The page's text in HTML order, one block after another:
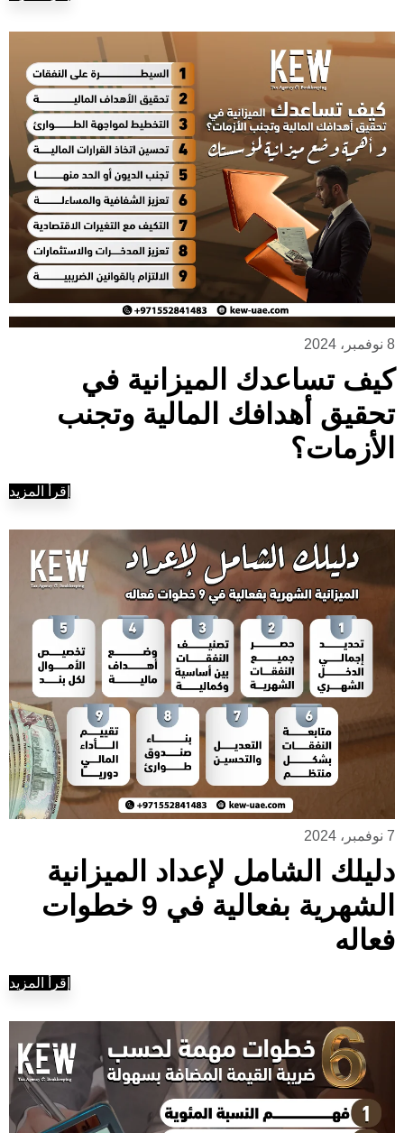
8 نوفمبر، 2024
كيف تساعدك الميزانية في
تحقيق أهدافك المالية وتجنب
الأزمات؟
إقرأ المزيد
7 نوفمبر، 2024
دليلك الشامل لإعداد الميزانية
الشهرية بفعالية في 9 خطوات
فعاله
إقرأ المزيد